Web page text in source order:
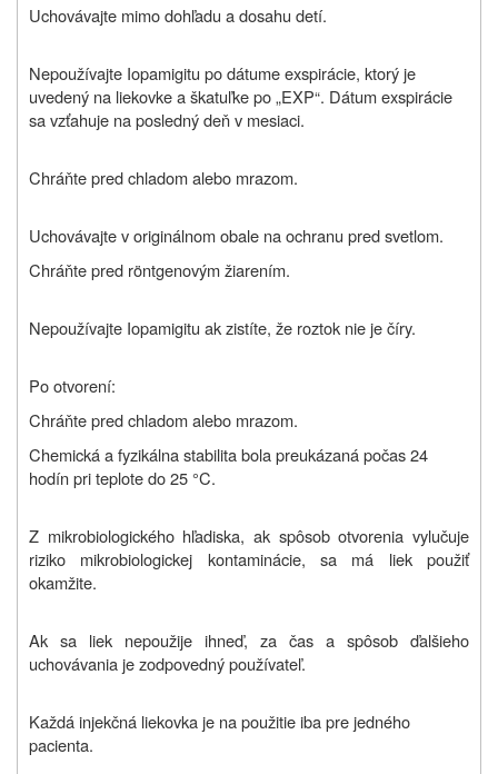
Uchovávajte mimo dohľadu a dosahu detí.
Nepoužívajte Iopamigitu po dátume exspirácie, ktorý je
uvedený na liekovke a škatuľke po „EXP“. Dátum exspirácie
sa vzťahuje na posledný deň v mesiaci.
Chráňte pred chladom alebo mrazom.
Uchovávajte v originálnom obale na ochranu pred svetlom.
Chráňte pred röntgenovým žiarením.
Nepoužívajte Iopamigitu ak zistíte, že roztok nie je číry.
Po otvorení:
Chráňte pred chladom alebo mrazom.
Chemická a fyzikálna stabilita bola preukázaná počas 24
hodín pri teplote do 25 °C.
Z mikrobiologického hľadiska, ak spôsob otvorenia vylučuje
riziko mikrobiologickej kontaminácie, sa má liek použiť
okamžite.
Ak sa liek nepoužije ihneď, za čas a spôsob ďalšieho
uchovávania je zodpovedný používateľ.
Každá injekčná liekovka je na použitie iba pre jedného
pacienta.